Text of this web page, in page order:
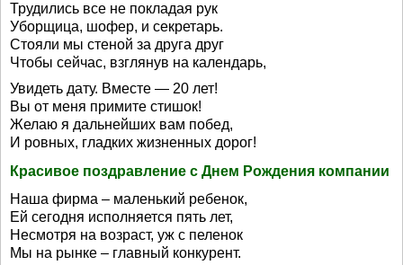
Трудились все не покладая рук
Уборщица, шофер, и секретарь.
Стояли мы стеной за друга друг
Чтобы сейчас, взглянув на календарь,
Увидеть дату. Вместе — 20 лет!
Вы от меня примите стишок!
Желаю я дальнейших вам побед,
И ровных, гладких жизненных дорог!
Красивое поздравление с Днем Рождения компании
Наша фирма – маленький ребенок,
Ей сегодня исполняется пять лет,
Несмотря на возраст, уж с пеленок
Мы на рынке – главный конкурент.